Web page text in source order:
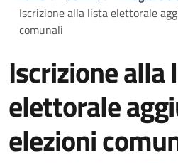
Iscrizione alla lista elettorale
comunali
Iscrizione alla
elettorale
elezioni